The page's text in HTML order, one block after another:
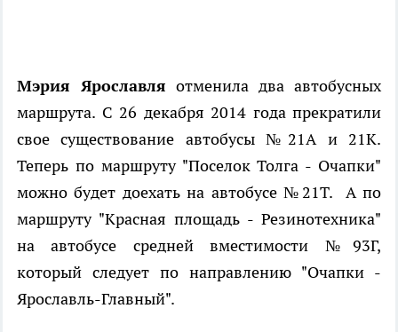
Мэрия Ярославля отменила два автобусных
маршрута. С 26 декабря 2014 года прекратили
свое существование автобусы №21А и 21К.
Теперь по маршруту "Поселок Толга - Очапки"
можно будет доехать на автобусе №21Т. А по
маршруту "Красная площадь - Резинотехника"
на автобусе средней вместимости №93Г,
который следует по направлению "Очапки -
Ярославль-Главный".